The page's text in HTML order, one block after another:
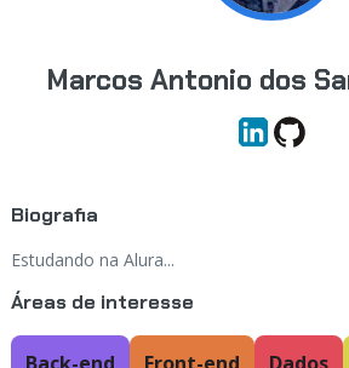
Marcos Antonio dos
Biografia
Estudando na Alura...
Áreas de interesse